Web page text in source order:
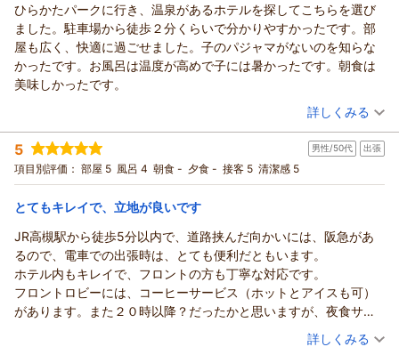
るサービスの向上に努めてまいります。
また知人の方にお会いになる際のご宿泊を、心よりお待ち申し
上げております。
お忙しい中、貴重なご感想をお寄せいただきありがとうござい
ました。
（返信日：2026/08/03）
ホテルアベストグランデ高槻 なごみの湯からの返信
この度は当ホテルをご利用いただき、誠にありがとうございま
す。
また、お忙しい中、貴重なご意見をお寄せいただきましたこ
と、重ねて御礼申し上げます。
駐車場の件では、提携の阪急パーキングへの移動にお手間をお
かけし、ご不便を感じさせてしまい申し訳ございませんでし
た。
街中という立地上、どうしても離れた場所へのご案内となりま
すが、スムーズにご利用いただけるよう案内方法の改善に努め
てまいります。
ゆっくりとお休みいただけたのであれば幸いです。
また、洗面所のゴミ箱については、ご不便をおかけし大変失礼
いたしました。
今後の設備改善の際の貴重な課題として、前向きに検討させて
いただきます。
ハッピアワーや朝食の内容につきましても、率直なご感想をあ
ひらかたパークに行き、温泉があるホテルを探してこちらを選び
ました。駐車場から徒歩２分くらいで分かりやすかったです。部
屋も広く、快適に過ごせました。子のパジャマがないのを知らな
かったです。お風呂は温度が高めで子には暑かったです。朝食は
美味しかったです。
（投稿日：2026/07/26）
宿泊時期： 2026年07月宿泊 (家族旅行)
投稿者： ミサさん
宿泊プラン： 【じゃらんスペシャルウィーク】＼JR高槻駅より徒歩3分／★
朝食付き
トリプル 朝のみ
宿泊価格帯： 14,001～15,000円(大人一人あたり/税込)
ホテルアベストグランデ高槻 なごみの湯からの返信
この度は当ホテルをご利用いただき、誠にありがとうございま
す。
ひらかたパークでの楽しいひとときのお手伝いができ、大変嬉
しく存じます。
駐車場からのアクセスの良さやお部屋の広さ、そして朝食にご
詳しくみる
5 男性/50代 出張
項目別評価： 部屋 5 風呂 4 朝食 - 夕食 - 接客 5 清潔感 5
とてもキレイで、立地が良いです
JR高槻駅から徒歩5分以内で、道路挟んだ向かいには、阪急があ
るので、電車での出張時は、とても便利だともいます。
ホテル内もキレイで、フロントの方も丁寧な対応です。
フロントロビーには、コーヒーサービス（ホットとアイスも可）
があります。また２０時以降？だったかと思いますが、夜食サー
ビスとして、お椀サイズですが、チャンポンが頂けます。
（投稿日：2026/07/19）
詳しくみる